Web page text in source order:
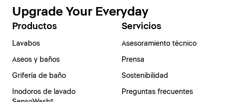
Upgrade Your Everyday
Productos
Lavabos
Aseos y baños
Grifería de baño
Inodoros de lavado
Servicios
Asesoramiento técnico
Prensa
Sostenibilidad
Preguntas frecuentes